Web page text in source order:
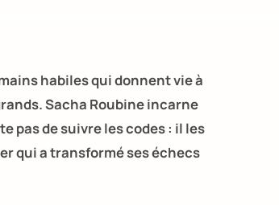
habiles qui donnent vie à
Sacha Roubine incarne
pas de suivre les codes : il les
qui a transformé ses échecs